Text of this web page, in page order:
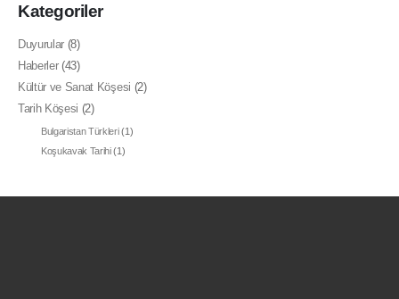
Kategoriler
Duyurular (8)
Haberler(43)
Kültür ve Sanat Köşesi (2)
Tarih Köşesi (2)
Bulgaristan Türkleri(1)
Koşukavak Tarihi(1)